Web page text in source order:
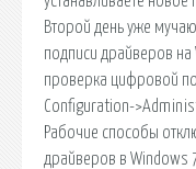
Второй день уже
подписи драйверов
проверка цифровой
Configuration-
Рабочие способы
драйверов в Windows